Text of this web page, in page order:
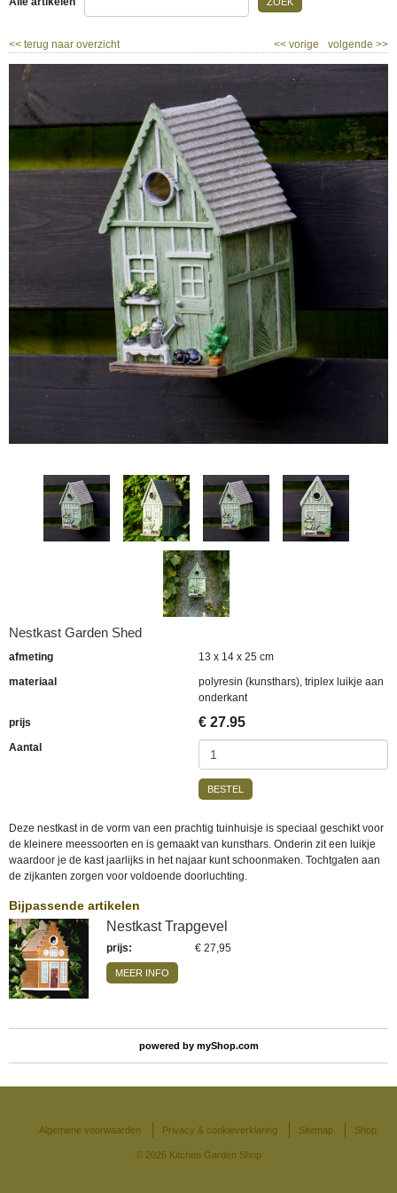
<< terug naar overzicht volgende >>
<< vorige
Nestkast Garden Shed
afmeting
13 x 14 x 25 cm
materiaal
polyresin (kunsthars), triplex luikje aan
onderkant
prijs
€ 27.95
Aantal
BESTEL
Deze nestkast in de vorm van een prachtig tuinhuisje is speciaal geschikt voor
de kleinere meessoorten en is gemaakt van kunsthars. Onderin zit een luikje
waardoor je de kast jaarlijks in het najaar kunt schoonmaken. Tochtgaten aan
de zijkanten zorgen voor voldoende doorluchting.
Bijpassende artikelen
Nestkast Trapgevel
prijs: € 27,95
MEER INFO
powered by myShop.com
Algemene voorwaarden Privacy & cookieverklaring Sitemap Shop
© 2026 Kitchen Garden Shop